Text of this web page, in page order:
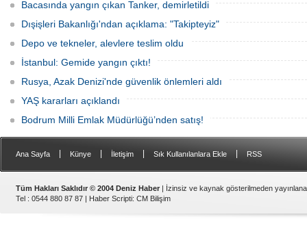
Bacasında yangın çıkan Tanker, demirletildi
Dışişleri Bakanlığı'ndan açıklama: "Takipteyiz"
Depo ve tekneler, alevlere teslim oldu
İstanbul: Gemide yangın çıktı!
Rusya, Azak Denizi'nde güvenlik önlemleri aldı
YAŞ kararları açıklandı
Bodrum Milli Emlak Müdürlüğü’nden satış!
Ana Sayfa Künye İletişim Sık Kullanılanlara Ekle RSS
Tüm Hakları Saklıdır © 2004 Deniz Haber | İzinsiz ve kaynak gösterilmeden
Tel : 0544 880 87 87 | Haber Scripti: CM Bilişim